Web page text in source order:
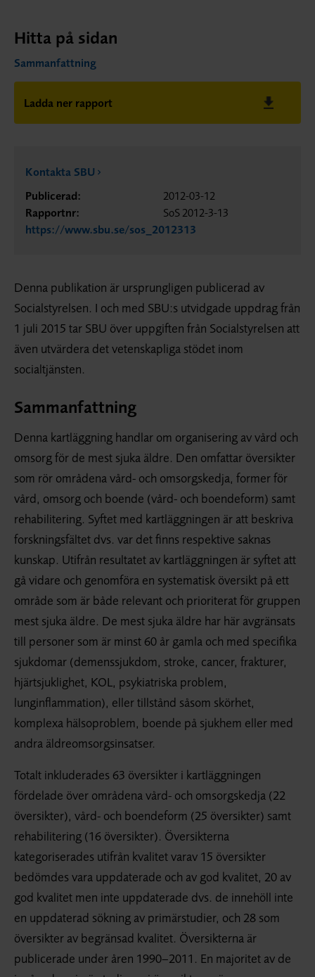
Hitta på sidan
Sammanfattning
Ladda ner rapport
Kontakta SBU
Publicerad:
2012-03-12
Rapportnr:
SoS 2012-3-13
https://www.sbu.se/sos_2012313
Denna publikation är ursprungligen publicerad av
Socialstyrelsen. I och med SBU:s utvidgade uppdrag från
1 juli 2015 tar SBU över uppgiften från Socialstyrelsen att
även utvärdera det vetenskapliga stödet inom
socialtjänsten.
Sammanfattning
Denna kartläggning handlar om organisering av vård och
omsorg för de mest sjuka äldre. Den omfattar översikter
som rör områdena vård- och omsorgskedja, former för
vård, omsorg och boende (vård- och boendeform) samt
rehabilitering. Syftet med kartläggningen är att beskriva
forskningsfältet dvs. var det finns respektive saknas
kunskap. Utifrån resultatet av kartläggningen är syftet att
gå vidare och genomföra en systematisk översikt på ett
område som är både relevant och prioriterat för gruppen
mest sjuka äldre. De mest sjuka äldre har här avgränsats
till personer som är minst 60 år gamla och med specifika
sjukdomar (demenssjukdom, stroke, cancer, frakturer,
hjärtsjuklighet, KOL, psykiatriska problem,
lunginflammation), eller tillstånd såsom skörhet,
komplexa hälsoproblem, boende på sjukhem eller med
andra äldreomsorgsinsatser.
Totalt inkluderades 63 översikter i kartläggningen
fördelade över områdena vård- och omsorgskedja (22
översikter), vård- och boendeform (25 översikter) samt
rehabilitering (16 översikter). Översikterna
kategoriserades utifrån kvalitet varav 15 översikter
bedömdes vara uppdaterade och av god kvalitet, 20 av
god kvalitet men inte uppdaterade dvs. de innehöll inte
en uppdaterad sökning av primärstudier, och 28 som
översikter av begränsad kvalitet. Översikterna är
publicerade under åren 1990–2011. En majoritet av de